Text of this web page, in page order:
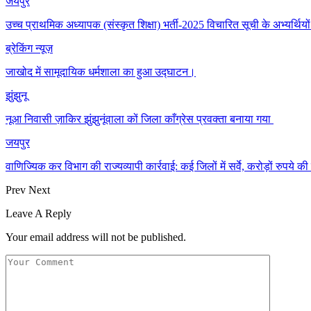
उच्च प्राथमिक अध्यापक (संस्कृत शिक्षा) भर्ती-2025 विचारित सूची के
ब्रेकिंग न्यूज़
जाखोद में सामूदायिक धर्मशाला का हुआ उद्घाटन।
झुंझुनू
नूआ निवासी ज़ाकिर झुंझुनूंवाला कों जिला काँग्रेस प्रवक्ता बनाया गया
जयपुर
वाणिज्यिक कर विभाग की राज्यव्यापी कार्रवाई: कई जिलों में सर्वे, करोड़ों रुपये
Prev Next
Leave A Reply
Your email address will not be published.